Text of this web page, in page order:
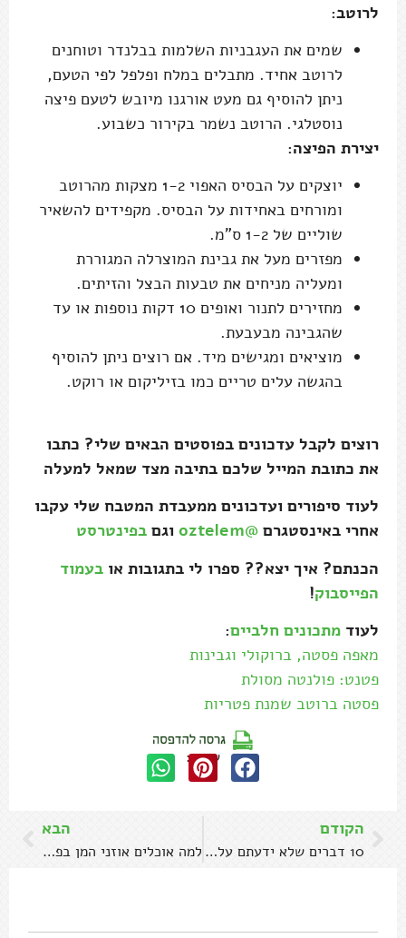
לרוטב:
שמים את העגבניות השלמות בבלנדר וטוחנים
לרוטב אחיד. מתבלים במלח ופלפל לפי הטעם,
ניתן להוסיף גם מעט אורגנו מיובש לטעם פיצה
נוסטלגי. הרוטב נשמר בקירור כשבוע.
יצירת הפיצה:
יוצקים על הבסיס האפוי 1-2 מצקות מהרוטב
ומורחים באחידות על הבסיס. מקפידים להשאיר
שוליים של 1-2 ס"מ.
מפזרים מעל את גבינת המוצרלה המגוררת
ומעליה מניחים את טבעות הבצל והזיתים.
מחזירים לתנור ואופים 10 דקות נוספות או עד
שהגבינה מבעבעת.
מוציאים ומגישים מיד. אם רוצים ניתן להוסיף
בהגשה עלים טריים כמו בזיליקום או רוקט.
רוצים לקבל עדכונים בפוסטים הבאים שלי? כתבו
את כתובת המייל שלכם בתיבה מצד שמאל למעלה
לעוד סיפורים ועדכונים ממעבדת המטבח שלי עקבו
אחרי באינסטגרם @oztelem וגם בפינטרסט
הכנתם? איך יצא?? ספרו לי בתגובות או בעמוד
הפייסבוק!
לעוד מתכונים חלביים:
מאפה פסטה, ברוקולי וגבינות
פטנט: פולנטה מסולת
פסטה ברוטב שמנת פטריות
שתפו:
הקודם
10 דברים שלא ידעתם על קפה
הבא
למה אוכלים אוזני המן בפורים?